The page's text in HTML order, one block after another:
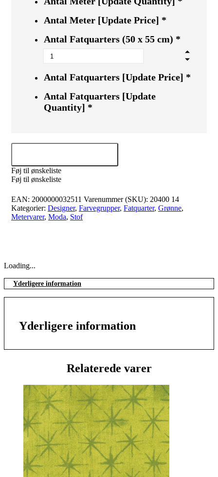
Antal Meter [Update Price] *
Antal Fatquarters (50 x 55 cm) *
Antal Fatquarters [Update Price] *
Antal Fatquarters [Update
Quantity] *
Føj til ønskeliste
Føj til ønskeliste
EAN: 2000000032511 Varenummer (SKU): 20400 14
Kategorier: Designer, Farvegrupper, Fatquarter, Grønne,
Metervarer, Moda, Stof
Loading...
Yderligere information
Yderligere information
Relaterede varer